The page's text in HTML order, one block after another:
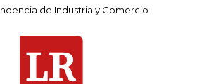
de Industria y Comercio